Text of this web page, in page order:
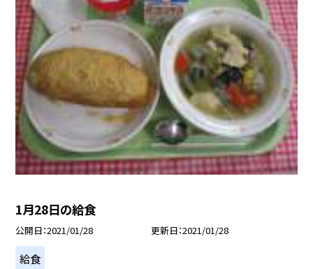
1月28日の給食
公開日 2021/01/28 更新日 2021/01/28
給食